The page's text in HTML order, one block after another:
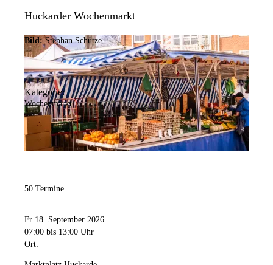
Huckarder Wochenmarkt
Bild: Stephan Schütze
Kategorie:
Wochenmarkt
50 Termine
Fr 18. September 2026
07:00 bis 13:00 Uhr
Ort: